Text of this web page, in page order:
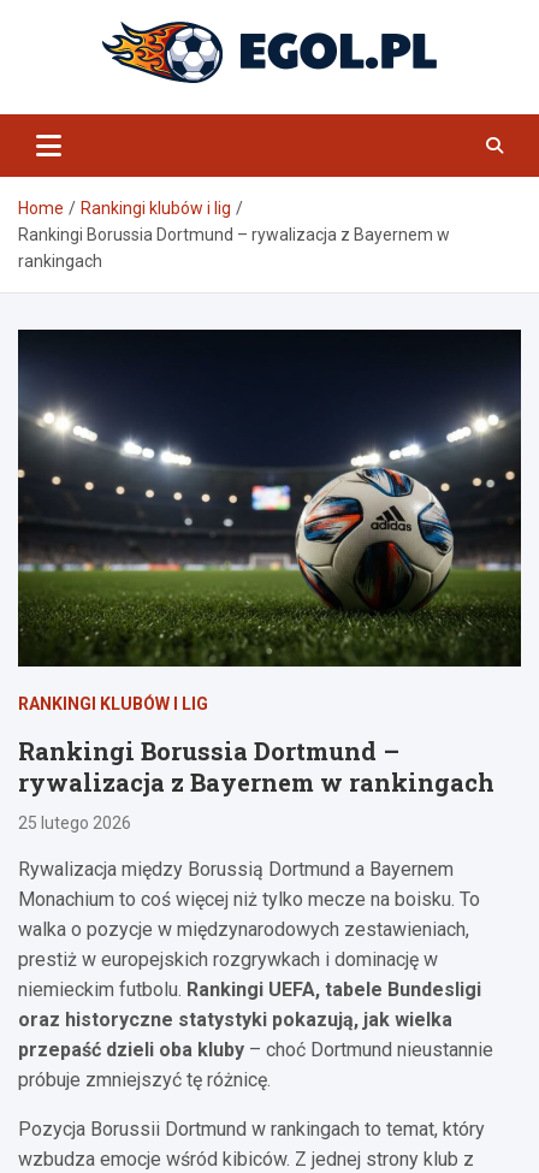
eGol.pl
Home
Rankingi klubów i lig
Rankingi Borussia Dortmund – rywalizacja z Bayernem w
rankingach
RANKINGI KLUBÓW I LIG
Rankingi Borussia Dortmund –
rywalizacja z Bayernem w rankingach
25 lutego 2026
Rywalizacja między Borussią Dortmund a Bayernem
Monachium to coś więcej niż tylko mecze na boisku. To
walka o pozycje w międzynarodowych zestawieniach,
prestiż w europejskich rozgrywkach i dominację w
niemieckim futbolu. Rankingi UEFA, tabele Bundesligi
oraz historyczne statystyki pokazują, jak wielka
przepaść dzieli oba kluby – choć Dortmund nieustannie
próbuje zmniejszyć tę różnicę.
Pozycja Borussii Dortmund w rankingach to temat, który
wzbudza emocje wśród kibiców. Z jednej strony klub z